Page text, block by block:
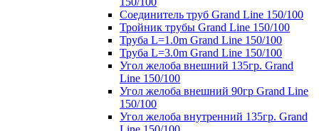
Соединитель труб Grand Line 150/100
Тройник трубы Grand Line 150/100
Труба L=1.0m Grand Line 150/100
Труба L=3.0m Grand Line 150/100
Угол желоба внешний 135гр. Grand
Line 150/100
Угол желоба внешний 90гр Grand Line
150/100
Угол желоба внутренний 135гр. Grand